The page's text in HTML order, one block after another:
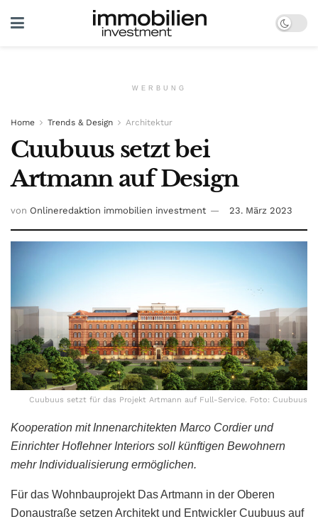
WERBUNG
Home Trends & Design Architektur
Cuubuus setzt bei
Artmann auf Design
von Onlineredaktion immobilien investment 23. März 2023
Cuubuus setzt für das Projekt Artmann auf Full-Service. Foto: Cuubuus
Kooperation mit Innenarchitekten Marco Cordier und
Einrichter Hoflehner Interiors soll künftigen Bewohnern
mehr Individualisierung ermöglichen.
Für das Wohnbauprojekt Das Artmann in der Oberen
Donaustraße setzen Architekt und Entwickler Cuubuus auf